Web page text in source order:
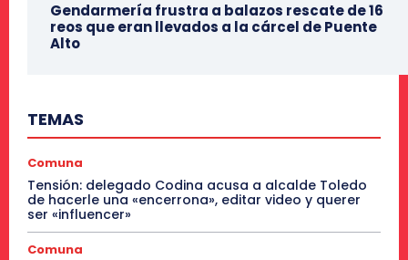
Gendarmería frustra a balazos rescate de 16
reos que eran llevados a la cárcel de Puente
Alto
TEMAS
Comuna
Tensión: delegado Codina acusa a alcalde Toledo
de hacerle una «encerrona», editar video y querer
ser «influencer»
Comuna